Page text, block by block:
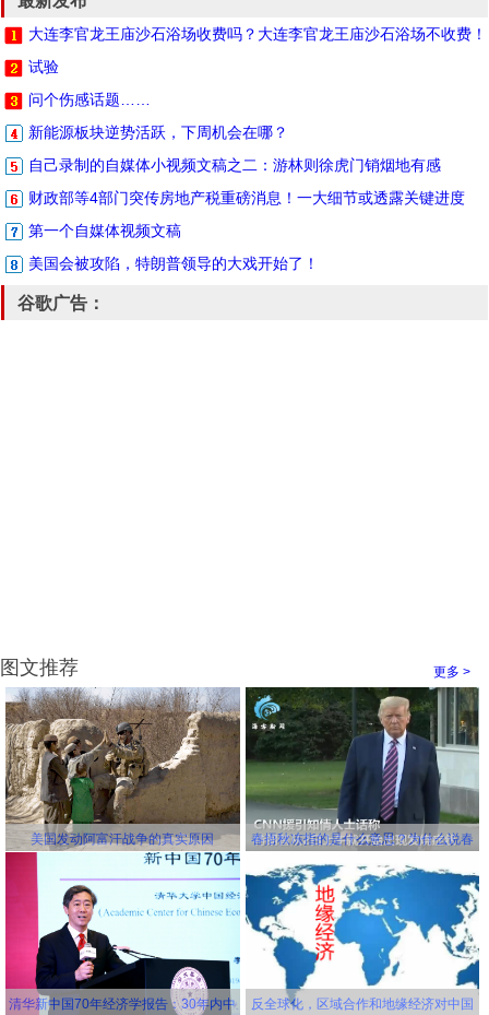
大连李官龙王庙沙石浴场收费吗？大连李官龙王庙沙石浴场不收费！
试验
问个伤感话题……
新能源板块逆势活跃，下周机会在哪？
自己录制的自媒体小视频文稿之二：游林则徐虎门销烟地有感
财政部等4部门突传房地产税重磅消息！一大细节或透露关键进度
第一个自媒体视频文稿
美国会被攻陷，特朗普领导的大戏开始了！
谷歌广告：
更多 >
图文推荐
美国发动阿富汗战争的真实原因
春捂秋冻指的是什么意思？为什么说春
杂病
清华新中国70年经济学报告：30年内中
反全球化，区域合作和地缘经济对中国